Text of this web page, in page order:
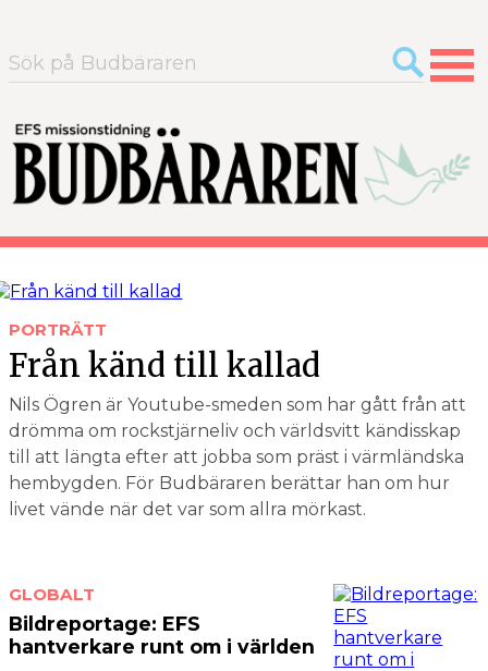
Sök
efter:
PORTRÄTT
Från känd till kallad
Nils Ögren är Youtube-smeden som har gått från att
drömma om rockstjärneliv och världsvitt kändisskap
till att längta efter att jobba som präst i värmländska
hembygden. För Budbäraren berättar han om hur
livet vände när det var som allra mörkast.
GLOBALT
Bildreportage: EFS
hantverkare runt om i världen